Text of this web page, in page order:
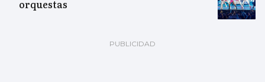
orquestas